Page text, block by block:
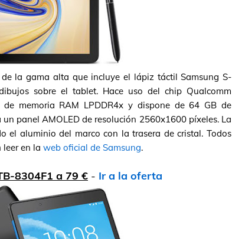
la gama alta que incluye el lápiz táctil Samsung S-
sobre el tablet. Hace uso del chip Qualcomm
memoria RAM LPDDR4x y dispone de 64 GB de
panel AMOLED de resolución 2560x1600 píxeles. La
el aluminio del marco con la trasera de cristal. Todos
leer en la web oficial de Samsung.
8304F1 a 79 € - Ir a la oferta